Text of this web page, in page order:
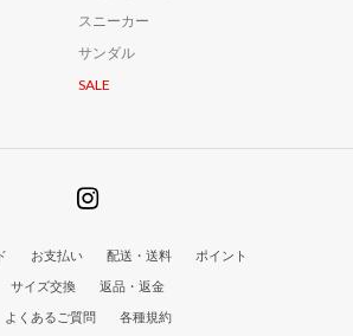
スニーカー
サンダル
SALE
お支払い 配送・送料
ポイント
サイズ交換
返品・返金
よくあるご質問
各種規約